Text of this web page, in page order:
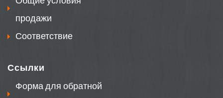
продажи
Соответствие
Ссылки
Форма для обратной